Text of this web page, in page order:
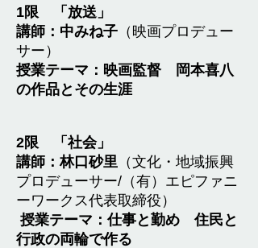
1限 「放送」
講師：中みね子 （映画プロデュー
サー）
授業テーマ：映画監督 岡本喜八
の作品とその生涯
2限 「社会」
講師：林口砂里 （文化・地域振興
プロデューサー/（有）エピファニ
ーワークス代表取締役）
授業テーマ：仕事と勤め 住民と
行政の両輪で作る